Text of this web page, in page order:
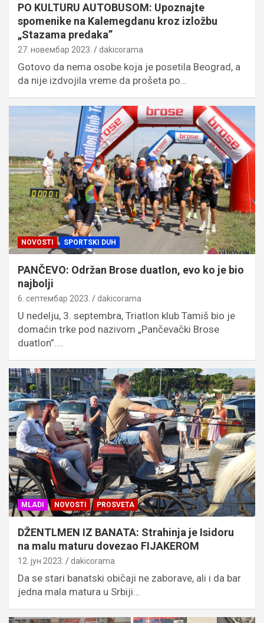
PO KULTURU AUTOBUSOM: Upoznajte
spomenike na Kalemegdanu kroz izložbu
„Stazama predaka”
27. новембар 2023. dakicorama
Gotovo da nema osobe koja je posetila Beograd, a
da nije izdvojila vreme da prošeta po…
NOVOSTI SPORTSKI DUH
PANČEVO: Održan Brose duatlon, evo ko je bio
najbolji
6. септембар 2023. dakicorama
U nedelju, 3. septembra, Triatlon klub Tamiš bio je
domaćin trke pod nazivom „Pančevački Brose
duatlon”.…
MLADI NOVOSTI PROSVETA
DŽENTLMEN IZ BANATA: Strahinja je Isidoru
na malu maturu dovezao FIJAKEROM
12. јун 2023. dakicorama
Da se stari banatski običaji ne zaborave, ali i da bar
jedna mala matura u Srbiji…